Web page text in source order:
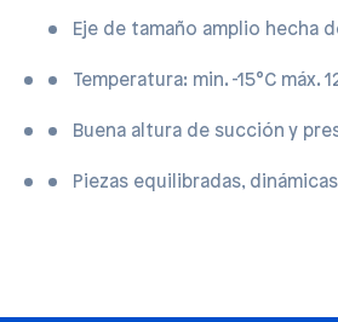
Eje de tamaño amplio hecha
Temperatura: min. -15°C máx.
Buena altura de succión y
Piezas equilibradas,